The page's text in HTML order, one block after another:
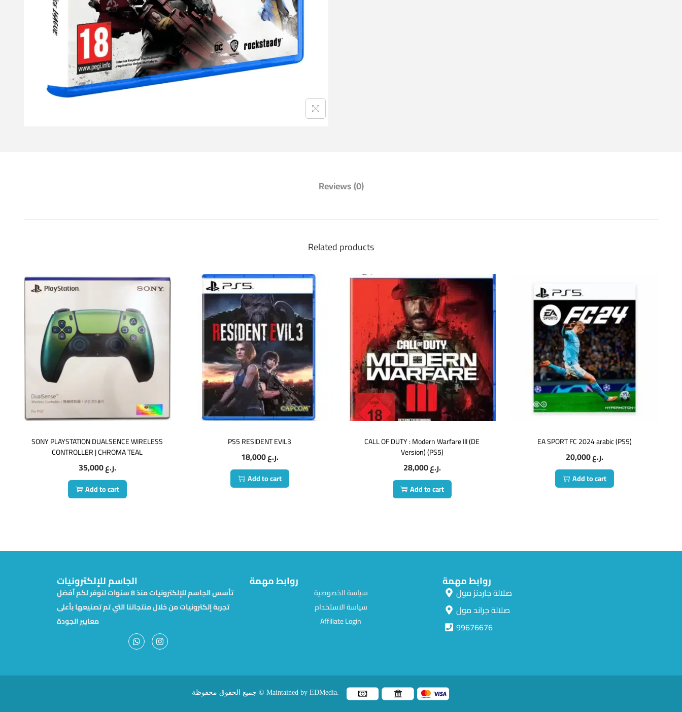
Reviews (0)
Related products
SONY PLAYSTATION DUALSENCE WIRELESS
CONTROLLER | CHROMA TEAL
35,000 ر.ع.
Add to cart
PS5 RESIDENT EVIL3
18,000 ر.ع.
Add to cart
CALL OF DUTY : Modern Warfare III (DE
Version) (PS5)
28,000 ر.ع.
Add to cart
EA SPORT FC 2024 arabic (PS5)
20,000 ر.ع.
Add to cart
الجاسم للإلكترونيات
تأسس الجاسم للإلكترونيات منذ 8 سنوات لنوفر لكم أفضل
تجربة إلكترونيات من خلال منتجاتنا التي تم تصنيعها بأعلى
معايير الجودة
روابط مهمة
سياسة الخصوصية
سياسة الاستخدام
Affiliate Login
روابط مهمة
صلالة جاردنز مول
صلالة جراند مول
99676676
جميع الحقوق محفوظة © Maintained by EDMedia.